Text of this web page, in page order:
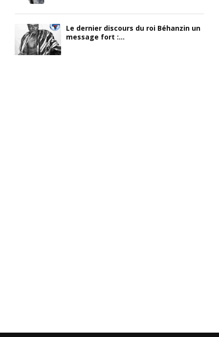
Le dernier discours du roi Béhanzin un
message fort :...